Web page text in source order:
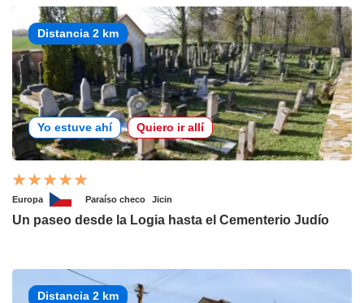
Distancia 2 km
Yo estuve ahí Quiero ir allí
Europa Paraíso checo Jicin
Un paseo desde la Logia hasta el Cementerio Judío
Distancia 2 km